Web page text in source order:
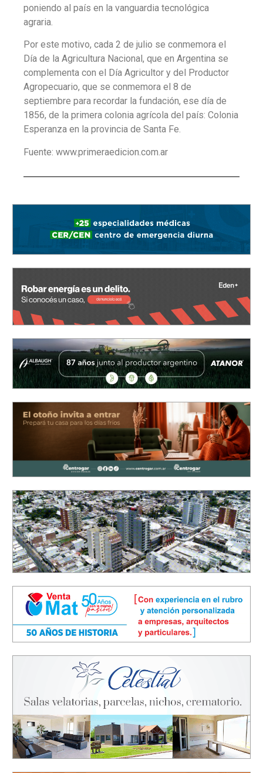
poniendo al país en la vanguardia tecnológica
agraria.
Por este motivo, cada 2 de julio se conmemora el
Día de la Agricultura Nacional, que en Argentina se
complementa con el Día Agricultor y del Productor
Agropecuario, que se conmemora el 8 de
septiembre para recordar la fundación, ese día de
1856, de la primera colonia agrícola del país: Colonia
Esperanza en la provincia de Santa Fe.
Fuente: www.primeraedicion.com.ar